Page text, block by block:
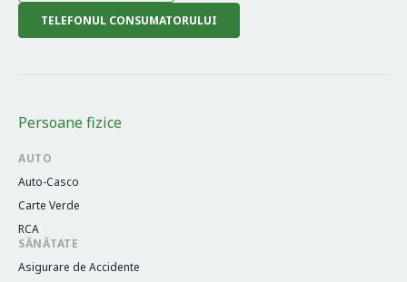
TELEFONUL CONSUMATORULUI
Persoane fizice
AUTO
Auto-Casco
Carte Verde
RCA
SĂNĂTATE
Asigurare de Accidente